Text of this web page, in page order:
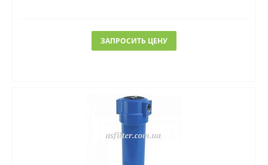
ЗАПРОСИТЬ ЦЕНУ